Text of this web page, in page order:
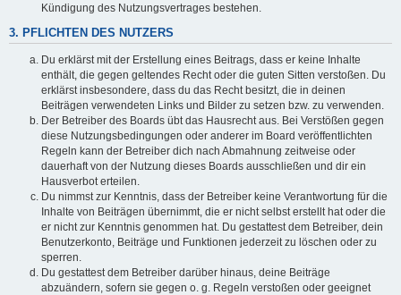
Kündigung des Nutzungsvertrages bestehen.
3. PFLICHTEN DES NUTZERS
Du erklärst mit der Erstellung eines Beitrags, dass er keine Inhalte
enthält, die gegen geltendes Recht oder die guten Sitten verstoßen. Du
erklärst insbesondere, dass du das Recht besitzt, die in deinen
Beiträgen verwendeten Links und Bilder zu setzen bzw. zu verwenden.
Der Betreiber des Boards übt das Hausrecht aus. Bei Verstößen gegen
diese Nutzungsbedingungen oder anderer im Board veröffentlichten
Regeln kann der Betreiber dich nach Abmahnung zeitweise oder
dauerhaft von der Nutzung dieses Boards ausschließen und dir ein
Hausverbot erteilen.
Du nimmst zur Kenntnis, dass der Betreiber keine Verantwortung für die
Inhalte von Beiträgen übernimmt, die er nicht selbst erstellt hat oder die
er nicht zur Kenntnis genommen hat. Du gestattest dem Betreiber, dein
Benutzerkonto, Beiträge und Funktionen jederzeit zu löschen oder zu
sperren.
Du gestattest dem Betreiber darüber hinaus, deine Beiträge
abzuändern, sofern sie gegen o. g. Regeln verstoßen oder geeignet